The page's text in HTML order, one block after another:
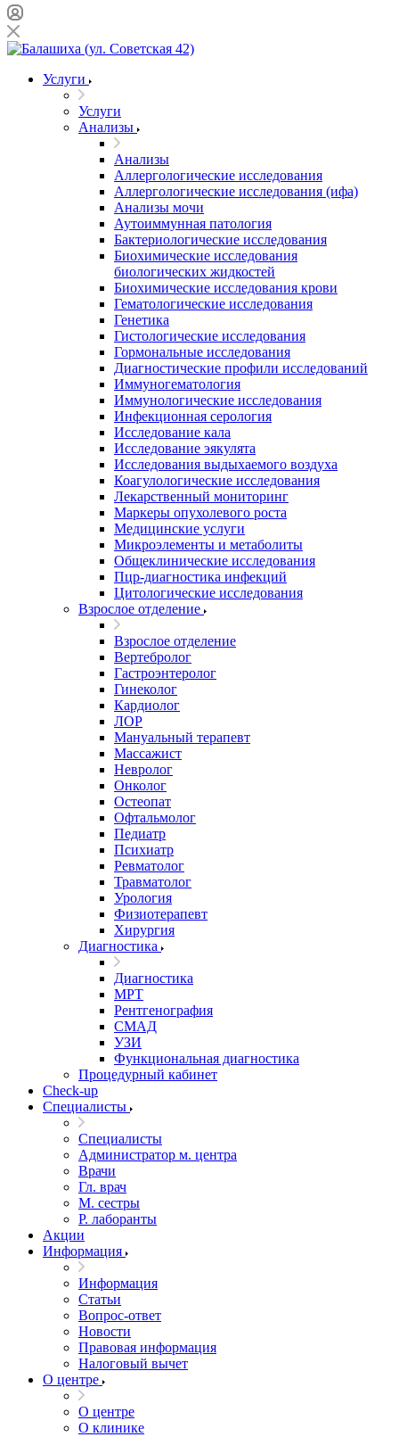
Услуги
Услуги
Анализы
Анализы
Аллергологические исследования
Аллергологические исследования (ифа)
Анализы мочи
Аутоиммунная патология
Бактериологические исследования
Биохимические исследования
биологических жидкостей
Биохимические исследования крови
Гематологические исследования
Генетика
Гистологические исследования
Гормональные исследования
Диагностические профили исследований
Иммуногематология
Иммунологические исследования
Инфекционная серология
Исследование кала
Исследование эякулята
Исследования выдыхаемого воздуха
Коагулологические исследования
Лекарственный мониторинг
Маркеры опухолевого роста
Медицинские услуги
Микроэлементы и метаболиты
Общеклинические исследования
Пцр-диагностика инфекций
Цитологические исследования
Взрослое отделение
Взрослое отделение
Вертебролог
Гастроэнтеролог
Гинеколог
Кардиолог
ЛОР
Мануальный терапевт
Массажист
Невролог
Онколог
Остеопат
Офтальмолог
Педиатр
Психиатр
Ревматолог
Травматолог
Урология
Физиотерапевт
Хирургия
Диагностика
Диагностика
МРТ
Рентгенография
СМАД
УЗИ
Функциональная диагностика
Процедурный кабинет
Cheсk-up
Специалисты
Специалисты
Администратор м. центра
Врачи
Гл. врач
М. сестры
Р. лаборанты
Акции
Информация
Информация
Статьи
Вопрос-ответ
Новости
Правовая информация
Налоговый вычет
О центре
О центре
О клинике